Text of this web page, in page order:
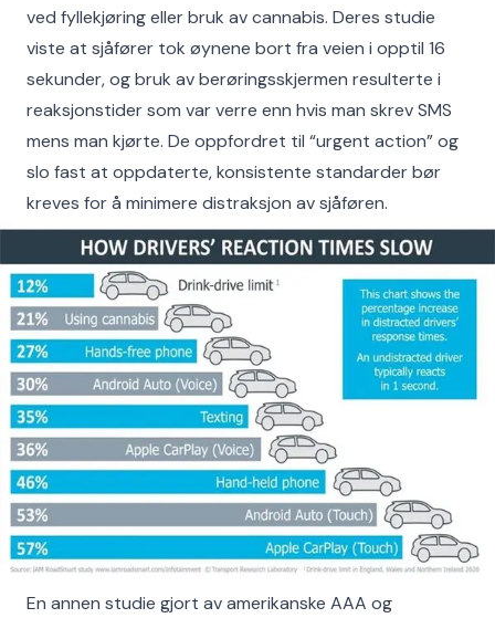
ved fyllekjøring eller bruk av cannabis. Deres studie
viste at sjåfører tok øynene bort fra veien i opptil 16
sekunder, og bruk av berøringsskjermen resulterte i
reaksjonstider som var verre enn hvis man skrev SMS
mens man kjørte. De oppfordret til “urgent action” og
slo fast at oppdaterte, konsistente standarder bør
kreves for å minimere distraksjon av sjåføren.
En annen studie gjort av amerikanske AAA og